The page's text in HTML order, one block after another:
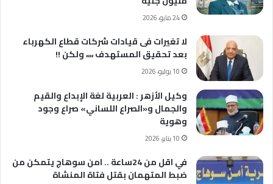
24 مايو، 2026
لا تغيرات فى قيادات شركات قطاع الكهرباء
بعد تحقيق المستهدف ،،،، ولكن !!
10 يوليو، 2026
وكيل الأزهر : العربية لغة الإبداع والقيم
والجمال و«الصراع اللساني» صراع وجود
وهوية
10 يناير، 2026
في اقل من 24ساعة .. امن سوهاج يتمكن من
ضبط المتهمان بقتل فتاة المنشاة